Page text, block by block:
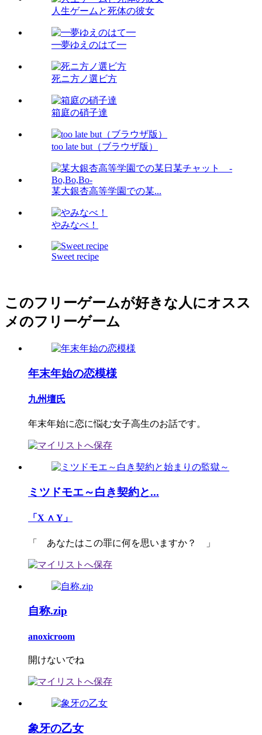
人生ゲームと死体の彼女
━夢ゆえのはて━
死ニ方ノ選ビ方
箱庭の硝子達
too late but（ブラウザ版）
某大銀杏高等学園での某...
やみなべ！
Sweet recipe
このフリーゲームが好きな人にオスス
メのフリーゲーム
年末年始の恋模様
九州壇氏
年末年始に恋に悩む女子高生のお話です。
ミツドモエ～白き契約と...
「X ∧ Y」
「 あなたはこの罪に何を思いますか？ 」
自称.zip
anoxicroom
開けないでね
象牙の乙女